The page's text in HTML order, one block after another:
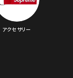
アクセサリー